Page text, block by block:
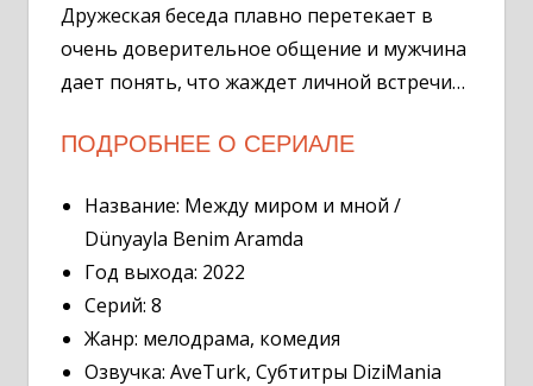
Дружеская беседа плавно перетекает в
очень доверительное общение и мужчина
дает понять, что жаждет личной встречи…
ПОДРОБНЕЕ О СЕРИАЛЕ
Название: Между миром и мной /
Dünyayla Benim Aramda
Год выхода: 2022
Серий: 8
Жанр: мелодрама, комедия
Озвучка: AveTurk, Субтитры DiziMania